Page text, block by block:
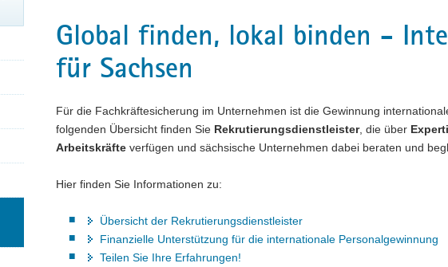
Global finden, lokal binden -
für Sachsen
Für die Fachkräftesicherung im Unternehmen ist die Gewinnung
folgenden Übersicht finden Sie Rekrutierungsdienstleister, die über
Arbeitskräfte verfügen und sächsische Unternehmen dabei beraten und
Hier finden Sie Informationen zu:
Übersicht der Rekrutierungsdienstleister
Finanzielle Unterstützung für die internationale Personalgewinnung
Teilen Sie Ihre Erfahrungen!